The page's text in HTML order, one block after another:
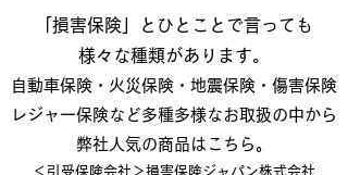
「損害保険」とひとことで言っても
様々な種類があります。
自動車保険・火災保険・地震保険・傷害保険
レジャー保険など​多種多様なお取扱の中から
弊社人気の商品はこちら。
＜引受保険会社＞損害保険ジャパン株式会社